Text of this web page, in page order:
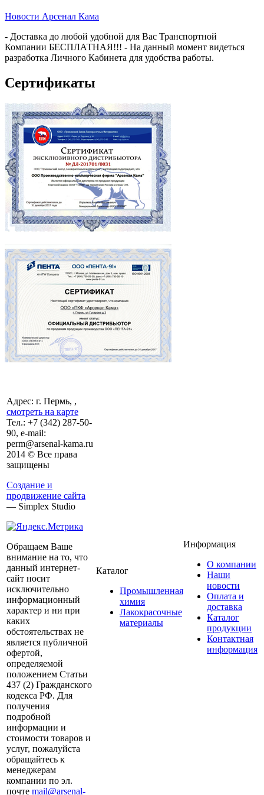
Новости Арсенал Кама
- Доставка до любой удобной для Вас Транспортной
Компании БЕСПЛАТНАЯ!!! - На данный момент видеться
разработка Личного Кабинета для удобства работы.
Сертификаты
Адрес: г. Пермь, ,
смотреть на карте
Тел.: +7 (342) 287-50-
90, e-mail:
perm@arsenal-kama.ru
2014 © Все права
защищены
Создание и
продвижение сайта
— Simplex Studio
Обращаем Ваше
внимание на то, что
данный интернет-
сайт носит
исключительно
информационный
характер и ни при
каких
обстоятельствах не
является публичной
офертой,
определяемой
положением Статьи
437 (2) Гражданского
кодекса РФ. Для
получения
подробной
информации и
стоимости товаров и
услуг, пожалуйста
обращайтесь к
менеджерам
компании по эл.
почте mail@arsenal-
Каталог
Промышленная
химия
Лакокрасочные
материалы
Информация
О компании
Наши
новости
Оплата и
доставка
Каталог
продукции
Контактная
информация